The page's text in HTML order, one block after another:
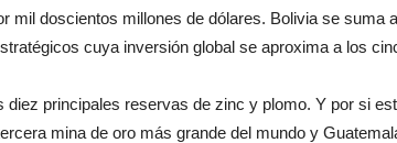
mil doscientos millones de dólares. Bolivia se suma
cuya inversión global se aproxima a los
diez principales reservas de zinc y plomo. Y por si
mina de oro más grande del mundo y